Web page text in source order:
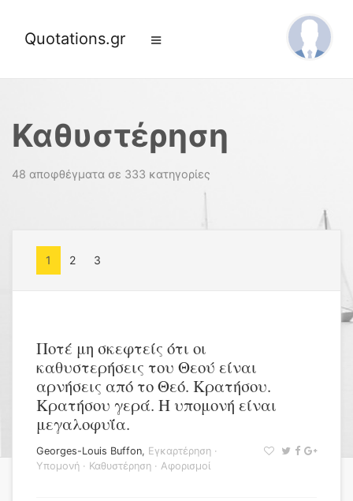
Quotations.gr
Καθυστέρηση
48 αποφθέγματα σε 333 κατηγορίες
1 2 3
Ποτέ μη σκεφτείς ότι οι
καθυστερήσεις του Θεού είναι
αρνήσεις από το Θεό. Κρατήσου.
Κρατήσου γερά. Η υπομονή είναι
μεγαλοφυΐα.
Georges-Louis Buffon, Εγκαρτέρηση ·
Υπομονή · Καθυστέρηση · Αφορισμοί